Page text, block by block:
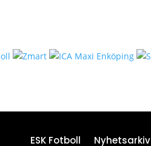
ESK Fotboll Nyhetsarkiv